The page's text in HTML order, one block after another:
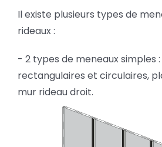
Il existe plusieurs types de
rideaux :
- 2 types de meneaux simples
rectangulaires et circulaires,
mur rideau droit.